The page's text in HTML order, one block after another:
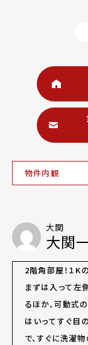
物件内観
大関
大関
2階角部屋！１K
まずは入って左
るほか、可動式
はいってすぐ目
で、すぐに洗濯